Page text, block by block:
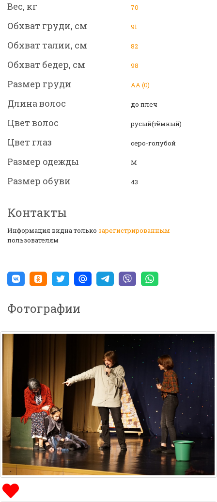
Вес, кг 70
Обхват груди, см 91
Обхват талии, см 82
Обхват бедер, см 98
Размер груди АА (0)
Длина волос до плеч
Цвет волос русый(тёмный)
Цвет глаз серо-голубой
Размер одежды M
Размер обуви 43
Контакты
Информация видна только зарегистрированным
пользователям
Фотографии